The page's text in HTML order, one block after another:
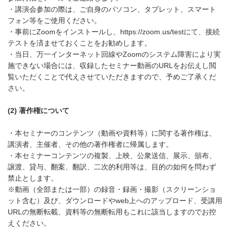
・講演会参加の際は、ご自身のパソコン、タブレット、スマート
フォン等をご使用ください。
・事前にZoomをインストールし、 https://zoom.us/testにて、接続
テストを済ませておくことをお勧めします。
・当日、万一インターネット回線やZoomのシステム障害により実
施できない場合には、収録したセミナー動画のURLをお伝えし閲
覧いただくことで代えさせていただきますので、予めご了承くだ
さい。
(2) 著作権について
・本セミナーのコンテンツ（動画や資料等）に関する著作権は、
講演者、主催者、その他の著作権者に帰属します。
・本セミナーコンテンツの複製、上映、公衆送信、展示、頒布、
譲渡、貸与、翻案、翻訳、二次的利用等は、目的の如何を問わず
禁止とします。
※動画（全部または一部）の録音・録画・撮影（スクリーンショ
ット含む）及び、ダウンロードやweb上へのアップロード、受講用
URLの無断転載、資料等の無断転用もこれに該当しますのでお控
えください。